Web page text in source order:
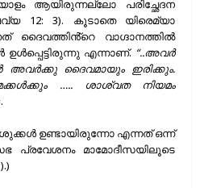
ആയിരുന്നല്ലോ പരിച്ഛേദന
12: 3). കൂടാതെ യിരെമ്യാ
ദൈവത്തിൻ്റെ വാഗ്ദാനത്തിൽ
എന്നാണ്. “..അവർ
അവർക്കു ദൈവമായും ഇരിക്കും.
….. ശാശ്വത നിയമം
ഉണ്ടായിരുന്നോ എന്നത് ഒന്ന്
പ്രവേശനം മാമോദീസയിലൂടെ